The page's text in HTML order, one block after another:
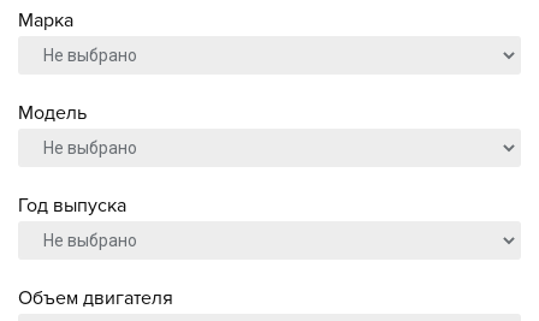
Марка
Модель
Год выпуска
Объем двигателя